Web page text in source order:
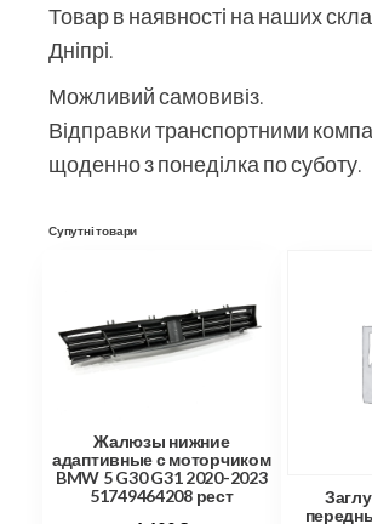
Товар в наявності на наших
Дніпрі.
Можливий самовивіз.
Відправки транспортними
щоденно з понеділка по суботу.
Супутні товари
Жалюзы нижние
адаптивные с моторчиком
BMW 5 G30 G31 2020-2023
51749464208 рест